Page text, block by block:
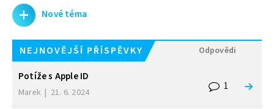
+ Nové téma
NEJNOVĚJŠÍ PŘÍSPĚVKY Odpovědi
Potíže s Apple ID
Marek | 21. 6. 2024 1